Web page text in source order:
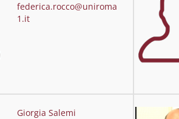
federica.rocco@uniroma
1.it
Giorgia Salemi